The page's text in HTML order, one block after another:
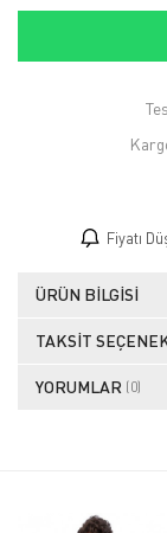
Fiyatı
ÜRÜN BILGISI
TAKSIT
YORUMLAR (0)